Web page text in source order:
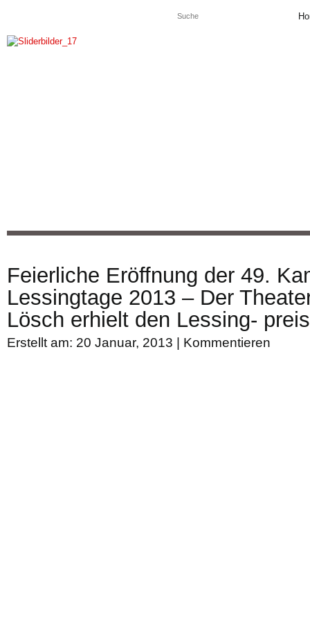
Feierliche Eröffnung der 49.
Lessingtage 2013 – Der
Lösch erhielt den Lessing-
Erstellt am: 20 Januar, 2013 | Kommentieren